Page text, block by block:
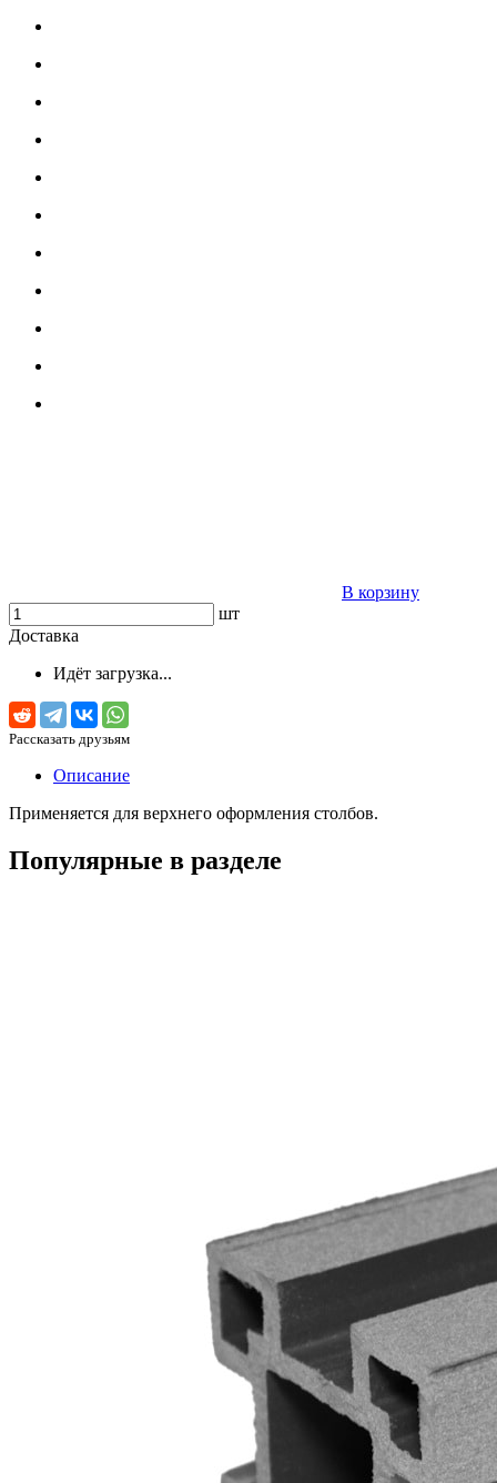
В корзину
шт
Доставка
Идёт загрузка...
Рассказать друзьям
Описание
Применяется для верхнего оформления столбов.
Популярные в разделе